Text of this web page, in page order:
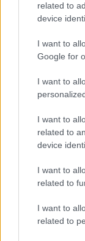
related to
device
I want to
Google for
I want to
I want to
related to
device
I want to
related to
I want to
related to
Papa Leone
migliaia di